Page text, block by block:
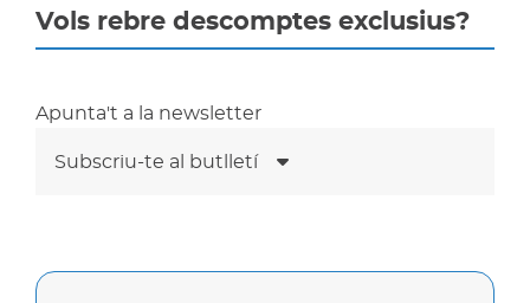
Vols rebre descomptes exclusius?
Apunta't a la newsletter
Subscriu-te al butlletí